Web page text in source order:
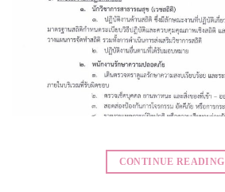
CONTINUE READING